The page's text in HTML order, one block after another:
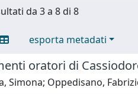
da 3 a 8 di 8
esporta metadati
oratori di
Simona; Oppedisano,